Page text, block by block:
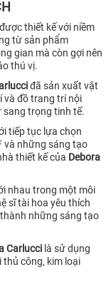
được thiết kế với niềm
từ sản phẩm
gian mà còn gợi nên
thú vị.
đã sản xuất vật
và đồ trang trí nội
sang trọng tinh tế.
tiếp tục lựa chọn
và những sáng tạo
thiết kế của Debora
nhau trong một môi
sĩ tài hoa yêu thích
những sáng tạo
Carlucci là sử dụng
thủ công, kim loại